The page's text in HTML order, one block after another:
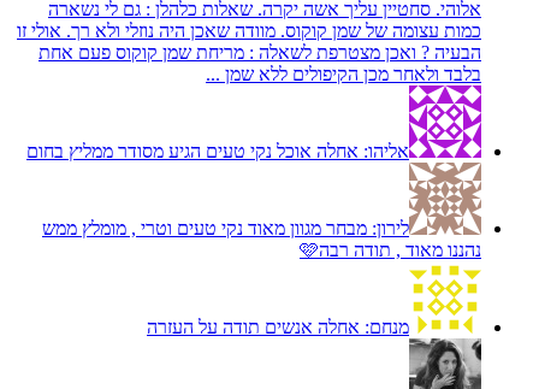
אלוהי. סחטיין עליך אשה יקרה. שאלות כלהלן : גם לי נשארה
כמות עצומה של שמן קוקוס. מוודה שאכן היה נוזלי ולא רך. אולי זו
הבעיה ? ואכן מצטרפת לשאלה : מריחת שמן קוקוס פעם אחת
בלבד ולאחר מכן הקיפולים ללא שמן ...
אליהו: אחלה אוכל נקי טעים הגיע מסודר ממליץ בחום
לירון: מבחר מגוון מאוד נקי טעים וטרי , מומלץ ממש
נהננו מאוד , תודה רבה🩷
מנחם: אחלה אנשים תודה על העזרה